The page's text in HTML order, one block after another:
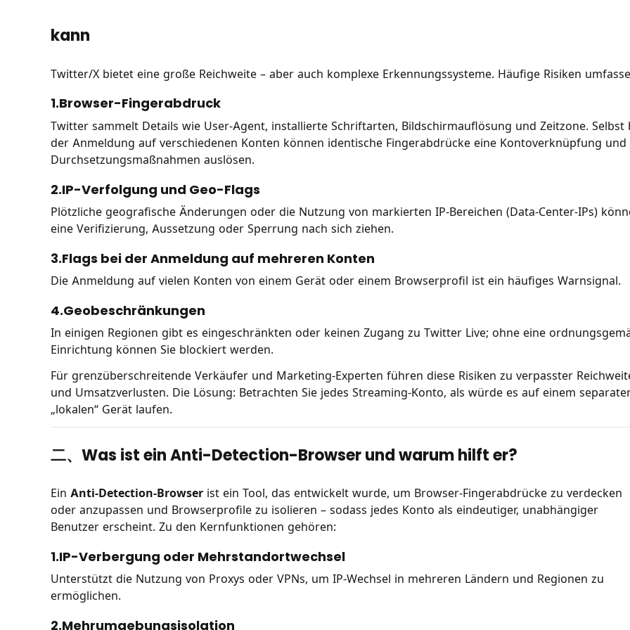
kann
Twitter/X bietet eine große Reichweite – aber auch komplexe Erkennungssysteme. Häufige Risiken
1.Browser-Fingerabdruck
Twitter sammelt Details wie User-Agent, installierte Schriftarten, Bildschirmauflösung und Zeitzone. Selbst
der Anmeldung auf verschiedenen Konten können identische Fingerabdrücke eine Kontoverknüpfung und
Durchsetzungsmaßnahmen auslösen.
2.IP-Verfolgung und Geo-Flags
Plötzliche geografische Änderungen oder die Nutzung von markierten IP-Bereichen (Data-Center-IPs)
eine Verifizierung, Aussetzung oder Sperrung nach sich ziehen.
3.Flags bei der Anmeldung auf mehreren Konten
Die Anmeldung auf vielen Konten von einem Gerät oder einem Browserprofil ist ein häufiges Warnsignal.
4.Geobeschränkungen
In einigen Regionen gibt es eingeschränkten oder keinen Zugang zu Twitter Live; ohne eine
Einrichtung können Sie blockiert werden.
Für grenzüberschreitende Verkäufer und Marketing-Experten führen diese Risiken zu verpasster
und Umsatzverlusten. Die Lösung: Betrachten Sie jedes Streaming-Konto, als würde es auf einem
„lokalen“ Gerät laufen.
二、Was ist ein Anti-Detection-Browser und warum hilft er?
Ein Anti-Detection-Browser ist ein Tool, das entwickelt wurde, um Browser-Fingerabdrücke zu verdecken
oder anzupassen und Browserprofile zu isolieren – sodass jedes Konto als eindeutiger, unabhängiger
Benutzer erscheint. Zu den Kernfunktionen gehören:
1.IP-Verbergung oder Mehrstandortwechsel
Unterstützt die Nutzung von Proxys oder VPNs, um IP-Wechsel in mehreren Ländern und Regionen zu
ermöglichen.
2.Mehrumgebungsisolation